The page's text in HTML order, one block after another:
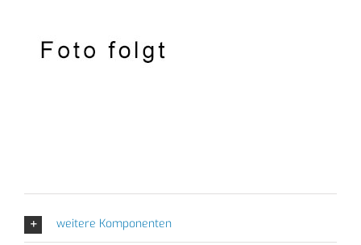
weitere Komponenten